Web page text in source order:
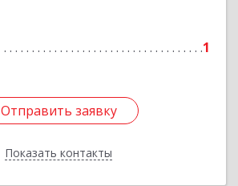
1
Отправить заявку
Показать контакты
Отправить заявку
Назад